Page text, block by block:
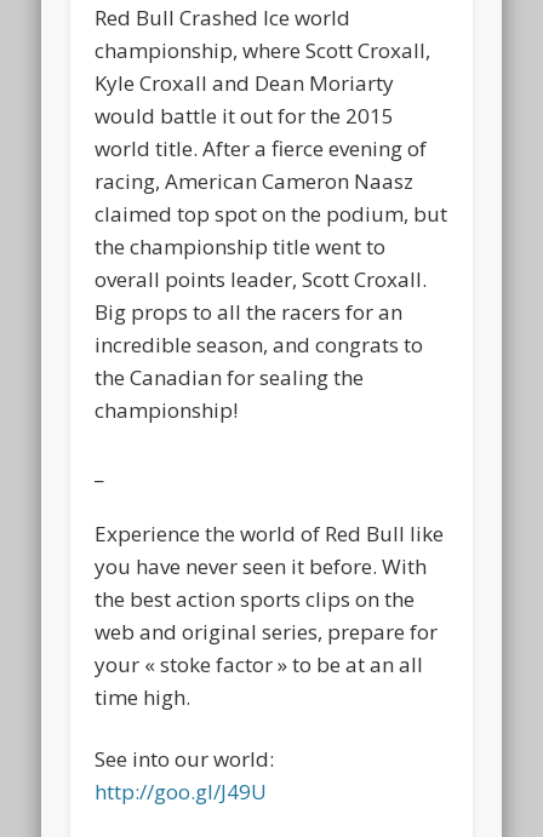
Red Bull Crashed Ice world
championship, where Scott Croxall,
Kyle Croxall and Dean Moriarty
would battle it out for the 2015
world title. After a fierce evening of
racing, American Cameron Naasz
claimed top spot on the podium, but
the championship title went to
overall points leader, Scott Croxall.
Big props to all the racers for an
incredible season, and congrats to
the Canadian for sealing the
championship!
Experience the world of Red Bull like
you have never seen it before. With
the best action sports clips on the
web and original series, prepare for
your « stoke factor » to be at an all
time high.
See into our world:
http://goo.gl/J49U